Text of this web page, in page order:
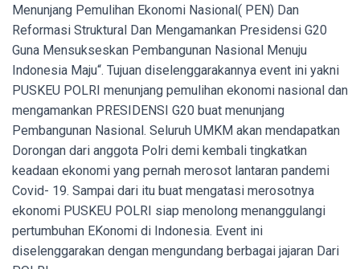
Menunjang Pemulihan Ekonomi Nasional( PEN) Dan
Reformasi Struktural Dan Mengamankan Presidensi G20
Guna Mensukseskan Pembangunan Nasional Menuju
Indonesia Maju“. Tujuan diselenggarakannya event ini yakni
PUSKEU POLRI menunjang pemulihan ekonomi nasional dan
mengamankan PRESIDENSI G20 buat menunjang
Pembangunan Nasional. Seluruh UMKM akan mendapatkan
Dorongan dari anggota Polri demi kembali tingkatkan
keadaan ekonomi yang pernah merosot lantaran pandemi
Covid- 19. Sampai dari itu buat mengatasi merosotnya
ekonomi PUSKEU POLRI siap menolong menanggulangi
pertumbuhan EKonomi di Indonesia. Event ini
diselenggarakan dengan mengundang berbagai jajaran Dari